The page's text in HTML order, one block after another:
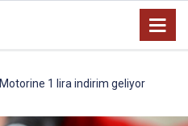
Motorine 1 lira indirim geliyor